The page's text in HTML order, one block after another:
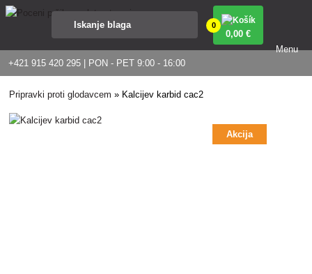
+421 915 420 295 | PON - PET 9:00 - 16:00
0
0,00 €
Menu
Pripravki proti glodavcem » Kalcijev karbid cac2
Akcija